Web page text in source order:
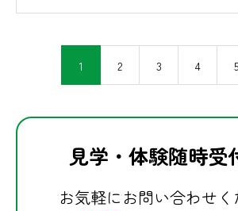
1 2 3 4 5
見学・体験随時受
お気軽にお問い合わせく